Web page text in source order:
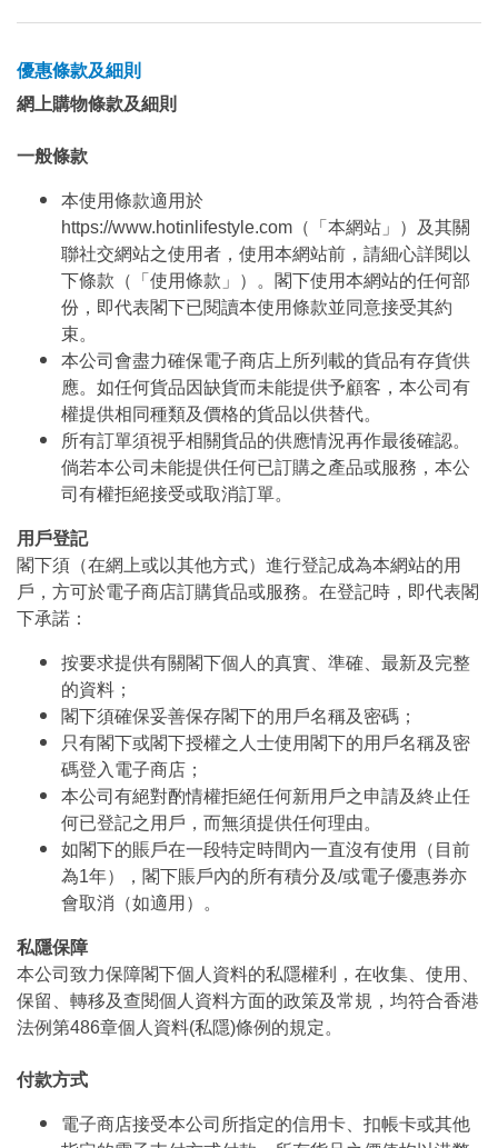
優惠條款及細則
網上購物條款及細則
一般條款
本使用條款適用於
https://www.hotinlifestyle.com（「本網站」）及其關
聯社交網站之使用者，使用本網站前，請細心詳閱以
下條款（「使用條款」）。閣下使用本網站的任何部
份，即代表閣下已閱讀本使用條款並同意接受其約
束。
本公司會盡力確保電子商店上所列載的貨品有存貨供
應。如任何貨品因缺貨而未能提供予顧客，本公司有
權提供相同種類及價格的貨品以供替代。
所有訂單須視乎相關貨品的供應情況再作最後確認。
倘若本公司未能提供任何已訂購之產品或服務，本公
司有權拒絕接受或取消訂單。
用戶登記
閣下須（在網上或以其他方式）進行登記成為本網站的用
戶，方可於電子商店訂購貨品或服務。在登記時，即代表閣
下承諾：
按要求提供有關閣下個人的真實、準確、最新及完整
的資料；
閣下須確保妥善保存閣下的用戶名稱及密碼；
只有閣下或閣下授權之人士使用閣下的用戶名稱及密
碼登入電子商店；
本公司有絕對酌情權拒絕任何新用戶之申請及終止任
何已登記之用戶，而無須提供任何理由。
如閣下的賬戶在一段特定時間內一直沒有使用（目前
為1年），閣下賬戶內的所有積分及/或電子優惠券亦
會取消（如適用）。
私隱保障
本公司致力保障閣下個人資料的私隱權利，在收集、使用、
保留、轉移及查閱個人資料方面的政策及常規，均符合香港
法例第486章個人資料(私隱)條例的規定。
付款方式
電子商店接受本公司所指定的信用卡、扣帳卡或其他